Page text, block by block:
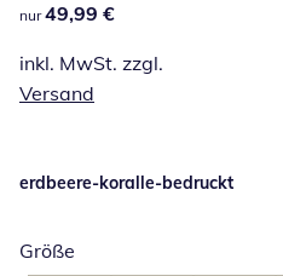
49,99 €
nur 49,99 €
inkl. MwSt. zzgl.
Versand
erdbeere-koralle-bedruckt
Größe